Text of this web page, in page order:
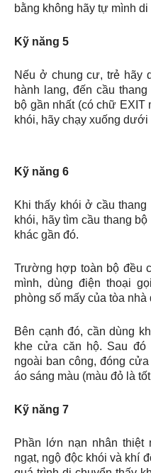
bằng không hãy tự mình di
Kỹ năng 5
Nếu ở chung cư, trẻ hãy
hành lang, đến cầu
bộ gần nhất (có chữ EXIT
khói, hãy chạy xuống dưới
Kỹ năng 6
Khi thấy khói ở cầu
khói, hãy tìm cầu thang
khác gần đó.
Trường hợp toàn bộ đều
mình, dùng điện thoại
phòng số mấy của tòa nhà
Bên cạnh đó, cần dùng
khe cửa căn hộ. Sau
ngoài ban công, đóng
áo sáng màu (màu đỏ là
Kỹ năng 7
Phần lớn nạn nhân thiệt
ngạt, ngộ độc khói và khí